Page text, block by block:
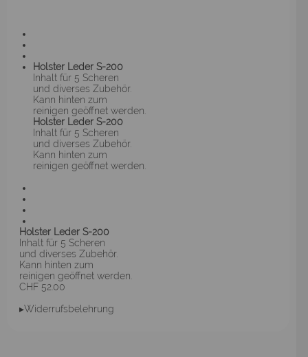
Holster Leder S-200
Inhalt für 5 Scheren
und diverses Zubehör.
Kann hinten zum
reinigen geöffnet werden.
Holster Leder S-200
Inhalt für 5 Scheren
und diverses Zubehör.
Kann hinten zum
reinigen geöffnet werden.
Holster Leder S-200
Inhalt für 5 Scheren
und diverses Zubehör.
Kann hinten zum
reinigen geöffnet werden.
CHF 52.00
▸Widerrufsbelehrung